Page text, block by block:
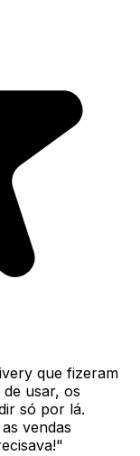
que fizeram
usar, os
só por lá.
vendas
"